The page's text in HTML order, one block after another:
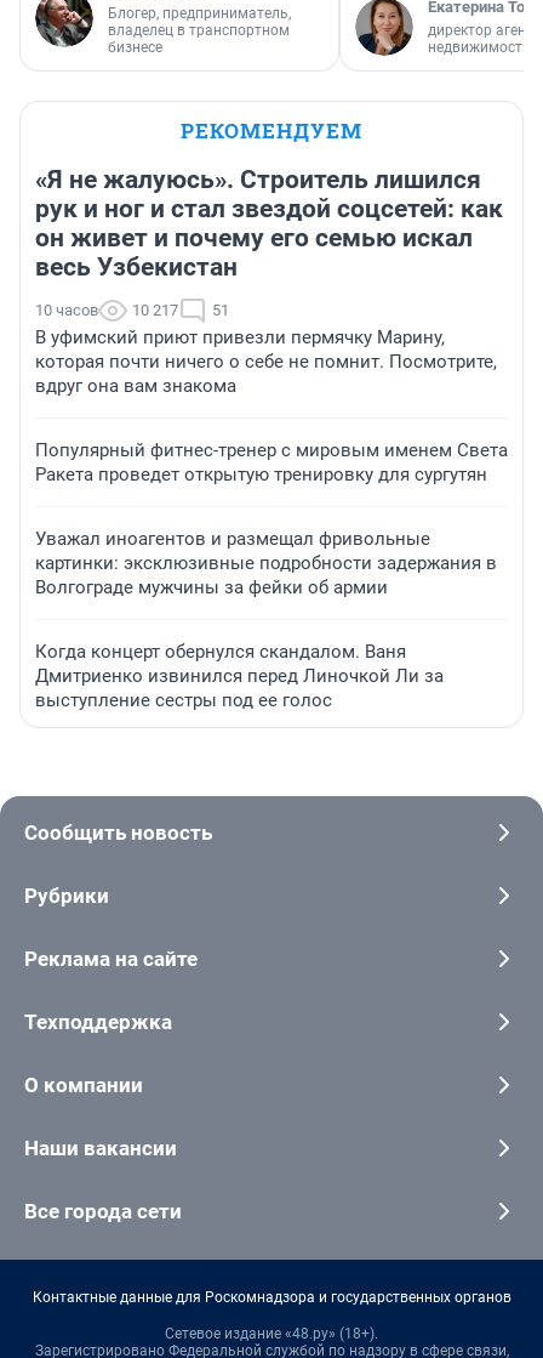
Блогер, предприниматель,
владелец в транспортном
бизнесе
Екатерина
директор
недвижимости
РЕКОМЕНДУЕМ
«Я не жалуюсь». Строитель лишился
рук и ног и стал звездой соцсетей: как
он живет и почему его семью искал
весь Узбекистан
10 часов 10 217 51
В уфимский приют привезли пермячку Марину,
которая почти ничего о себе не помнит. Посмотрите,
вдруг она вам знакома
Популярный фитнес-тренер с мировым именем Света
Ракета проведет открытую тренировку для сургутян
Уважал иноагентов и размещал фривольные
картинки: эксклюзивные подробности задержания в
Волгограде мужчины за фейки об армии
Когда концерт обернулся скандалом. Ваня
Дмитриенко извинился перед Линочкой Ли за
выступление сестры под ее голос
Сообщить новость
Рубрики
Реклама на сайте
Техподдержка
О компании
Наши вакансии
Все города сети
Контактные данные для Роскомнадзора и государственных органов
Сетевое издание «48.ру» (18+).
Зарегистрировано Федеральной службой по надзору в сфере связи,